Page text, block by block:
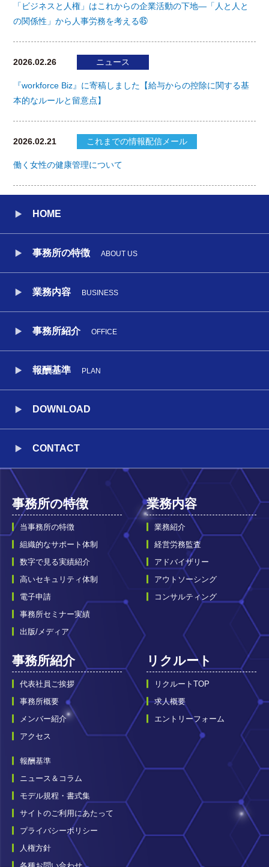
「ビジネスと人権」はこれからの企業活動の下地―「人と人と
の関係性」から人事労務を考える㊺
2026.02.26 ニュース
『workforce Biz』に寄稿しました【給与からの控除に関する基
本的なルールと留意点】
2026.02.21 これまでの情報配信メール
働く女性の健康管理について
HOME
事務所の特徴 ABOUT US
業務内容 BUSINESS
事務所紹介 OFFICE
報酬基準 PLAN
DOWNLOAD
CONTACT
事務所の特徴
当事務所の特徴
組織的なサポート体制
数字で見る実績紹介
高いセキュリティ体制
電子申請
事務所セミナー実績
出版/メディア
業務内容
業務紹介
経営労務監査
アドバイザリー
アウトソーシング
コンサルティング
事務所紹介
代表社員ご挨拶
事務所概要
メンバー紹介
アクセス
リクルート
リクルートTOP
求人概要
エントリーフォーム
報酬基準
ニュース＆コラム
モデル規程・書式集
サイトのご利用にあたって
プライバシーポリシー
人権方針